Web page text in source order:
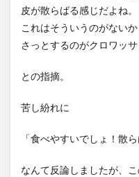
皮が散らばる感じだよね。
これはそういうのがない
さっとするのがクロワッ
との指摘。
苦し紛れに
「食べやすいでしょ！散
なんて反論しましたが、